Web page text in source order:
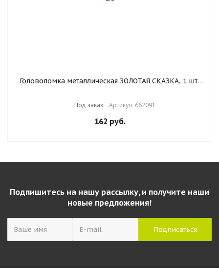
Головоломка металлическая ЗОЛОТАЯ СКАЗКА, 1 шт.,
Под заказ Артикул: 662091
162 руб.
Подпишитесь на нашу рассылку, и получите наши
новые предложения!